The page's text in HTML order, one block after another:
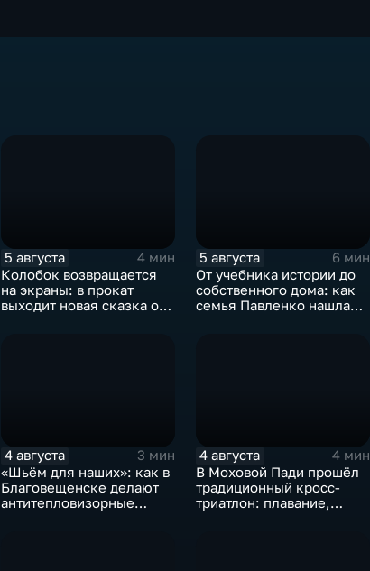
5 августа
4 мин
Колобок возвращается
на экраны: в прокат
выходит новая сказка от
5 августа
6 мин
От учебника истории до
собственного дома: как
семья Павленко нашла
4 августа
3 мин
«Шьём для наших»: как в
Благовещенске делают
антитепловизорные
4 августа
4 мин
В Моховой Пади прошёл
традиционный кросс-
триатлон: плавание,